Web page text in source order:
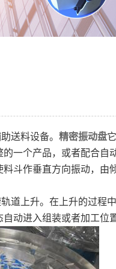
送料设备。 精密振动盘
一个产品，或者配合自
斗作垂直方向振动，由
道上升。在上升的过程
动进入组装或者加工位置